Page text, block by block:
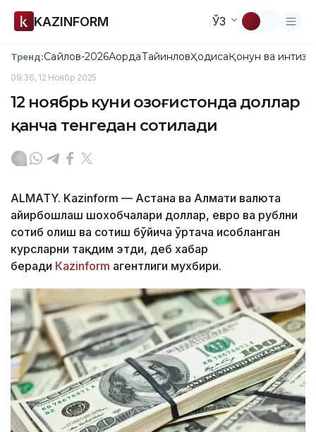
KAZINFORM ЎЗ
Тренд:Сайлов-2026АқордаТайинловҲодисаҚонун ва
09:36, 12 Ноябр 2025
12 ноябрь куни Қозоғистонда доллар
қанча тенгедан сотилади
ALMATY. Kazinform — Астана ва Алмати валюта
айирбошлаш шохобчалари доллар, евро ва рублни
сотиб олиш ва сотиш бўйича ўртача ҳисобланган
курсларни тақдим этди, деб хабар
беради Кazinform агентлиги мухбири.